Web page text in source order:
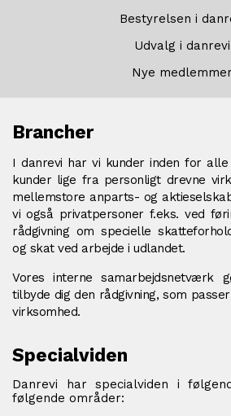
Bestyrelsen i
Udvalg i danrevi
Nye medlemmer
Brancher
I danrevi har vi kunder inden for
kunder lige fra personligt drevne
mellemstore anparts- og
vi også privatpersoner f.eks. ved
rådgivning om specielle
og skat ved arbejde i udlandet.
Vores interne
tilbyde dig den rådgivning, som
virksomhed.
Specialviden
Danrevi har specialviden i
følgende områder: